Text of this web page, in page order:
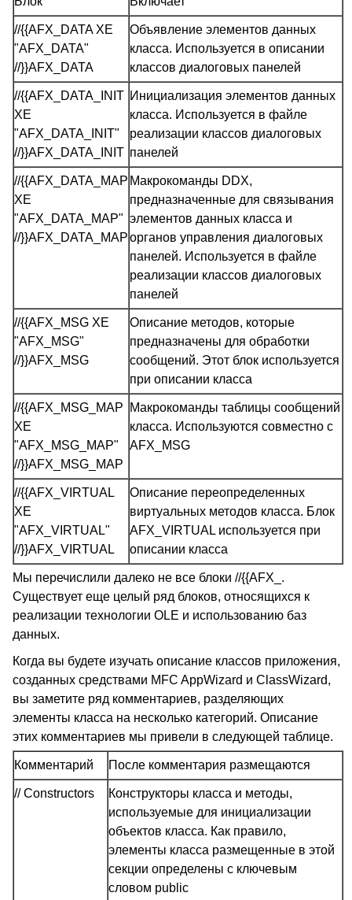
//{{AFX_DATA XE
"AFX_DATA"
//}}AFX_DATA
Объявление элементов данных
класса. Используется в описании
классов диалоговых панелей
//{{AFX_DATA_INIT
XE
"AFX_DATA_INIT"
//}}AFX_DATA_INIT
Инициализация элементов данных
класса. Используется в файле
реализации классов диалоговых
панелей
//{{AFX_DATA_MAP
XE
"AFX_DATA_MAP"
//}}AFX_DATA_MAP
Макрокоманды DDX,
предназначенные для связывания
элементов данных класса и
органов управления диалоговых
панелей. Используется в файле
реализации классов диалоговых
панелей
//{{AFX_MSG XE
"AFX_MSG"
//}}AFX_MSG
Описание методов, которые
предназначены для обработки
сообщений. Этот блок используется
при описании класса
//{{AFX_MSG_MAP
XE
"AFX_MSG_MAP"
//}}AFX_MSG_MAP
Макрокоманды таблицы сообщений
класса. Используются совместно с
AFX_MSG
//{{AFX_VIRTUAL
XE
"AFX_VIRTUAL"
//}}AFX_VIRTUAL
Описание переопределенных
виртуальных методов класса. Блок
AFX_VIRTUAL используется при
описании класса
Мы перечислили далеко не все блоки //{{AFX_.
Существует еще целый ряд блоков, относящихся к
реализации технологии OLE и использованию баз
данных.
Когда вы будете изучать описание классов приложения,
созданных средствами MFC AppWizard и ClassWizard,
вы заметите ряд комментариев, разделяющих
элементы класса на несколько категорий. Описание
этих комментариев мы привели в следующей таблице.
Комментарий После комментария размещаются
// Constructors
Конструкторы класса и методы,
используемые для инициализации
объектов класса. Как правило,
элементы класса размещенные в этой
секции определены с ключевым
словом public